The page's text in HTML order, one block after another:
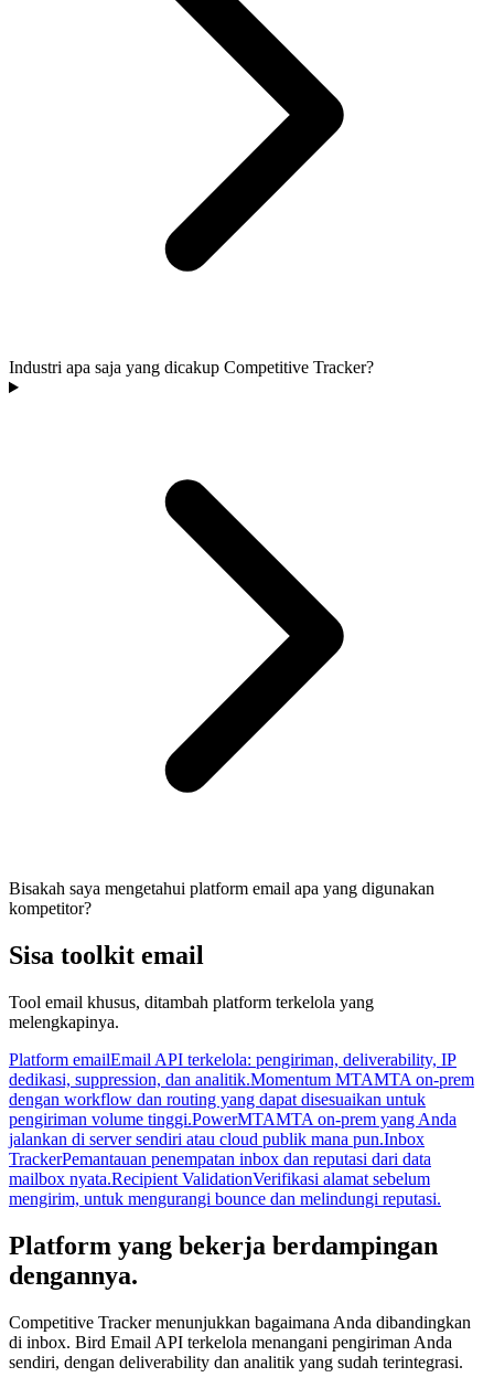
Industri apa saja yang dicakup Competitive Tracker?
Bisakah saya mengetahui platform email apa yang digunakan
kompetitor?
Sisa toolkit email
Tool email khusus, ditambah platform terkelola yang
melengkapinya.
Platform emailEmail API terkelola: pengiriman, deliverability, IP
dedikasi, suppression, dan analitik.Momentum MTAMTA on-prem
dengan workflow dan routing yang dapat disesuaikan untuk
pengiriman volume tinggi.PowerMTAMTA on-prem yang Anda
jalankan di server sendiri atau cloud publik mana pun.Inbox
TrackerPemantauan penempatan inbox dan reputasi dari data
mailbox nyata.Recipient ValidationVerifikasi alamat sebelum
mengirim, untuk mengurangi bounce dan melindungi reputasi.
Platform yang bekerja berdampingan
dengannya.
Competitive Tracker menunjukkan bagaimana Anda dibandingkan
di inbox. Bird Email API terkelola menangani pengiriman Anda
sendiri, dengan deliverability dan analitik yang sudah terintegrasi.